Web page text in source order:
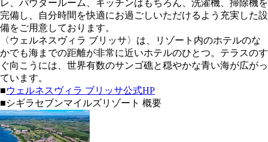
レ、パウダールーム、キッチンはもちろん、洗濯機、掃除機を
完備し、⾃分時間を快適にお過ごしいただけるよう充実した設
備をご用意しております。
〈ウェルネスヴィラ ブリッサ〉は、リゾート内のホテルのな
かでも海までの距離が非常に近いホテルのひとつ。テラスのす
ぐ向こうには、世界有数のサンゴ礁と穏やかな青い海が広がっ
ています。
■ウェルネスヴィラ ブリッサ公式HP
■シギラセブンマイルズリゾート 概要